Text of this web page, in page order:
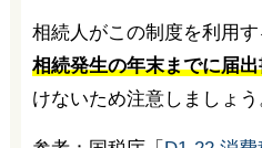
相続人がこの制度を利用
相続発生の年末までに届
けないため注意しましょう